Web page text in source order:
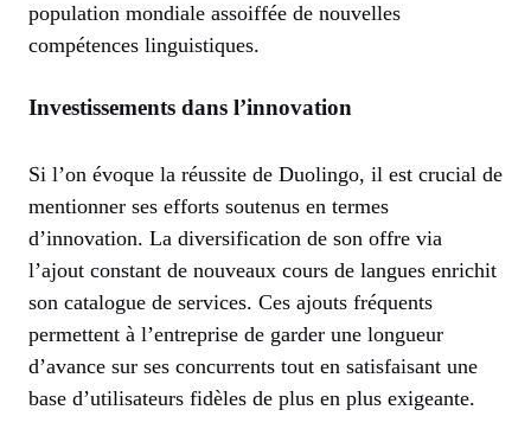
population mondiale assoiffée de nouvelles
compétences linguistiques.
Investissements dans l’innovation
Si l’on évoque la réussite de Duolingo, il est crucial de
mentionner ses efforts soutenus en termes
d’innovation. La diversification de son offre via
l’ajout constant de nouveaux cours de langues enrichit
son catalogue de services. Ces ajouts fréquents
permettent à l’entreprise de garder une longueur
d’avance sur ses concurrents tout en satisfaisant une
base d’utilisateurs fidèles de plus en plus exigeante.